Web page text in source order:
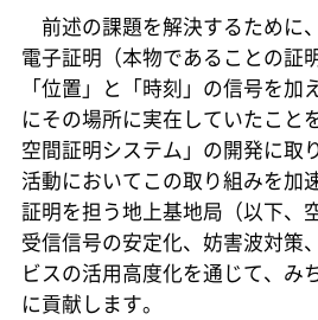
前述の課題を解決するために
電子証明（本物であることの証
「位置」と「時刻」の信号を
にその場所に実在していたこと
空間証明システム」の開発に取
活動においてこの取り組みを加
証明を担う地上基地局（以下、
受信信号の安定化、妨害波対策
ビスの活用高度化を通じて、み
に貢献します。